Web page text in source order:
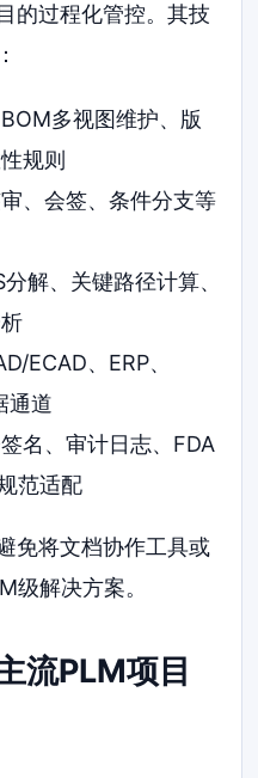
的过程化管控。其技
BOM多视图维护、版
规则
、会签、条件分支等
解、关键路径计算、
ECAD、ERP、
通道
名、审计日志、FDA
范适配
免将文档协作工具或
级解决方案。
流PLM项目